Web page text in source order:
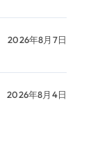
2026年8月7日
2026年8月4日